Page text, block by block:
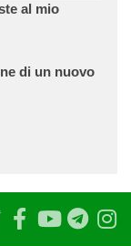
al mio
di un nuovo